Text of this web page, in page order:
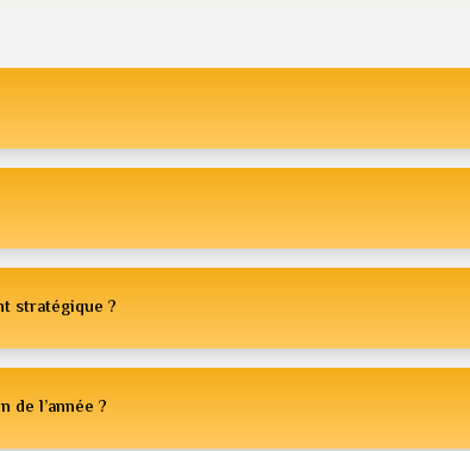
stratégique ?
de l’année ?